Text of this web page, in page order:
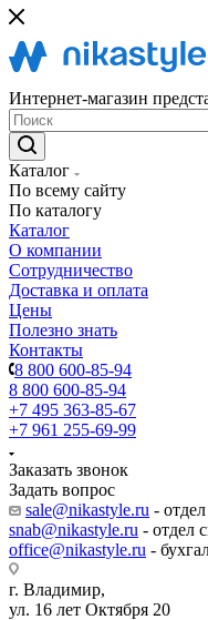
Интернет-магазин
Каталог
По всему сайту
По каталогу
Каталог
О компании
Сотрудничество
Доставка и оплата
Цены
Полезно знать
Контакты
8 800 600-85-94
8 800 600-85-94
+7 495 363-85-67
+7 961 255-69-99
Заказать звонок
Задать вопрос
sale@nikastyle.ru -
snab@nikastyle.ru - отдел
office@nikastyle.ru -
г. Владимир,
ул. 16 лет Октября 20